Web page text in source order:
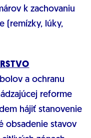
k zachovaniu
(remízky, lúky,
a ochranu
reforme
hájiť stanovenie
obsadenie stavov